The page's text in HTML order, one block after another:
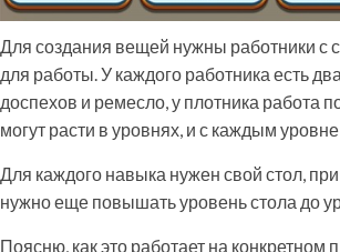
Для создания вещей нужны работники с
для работы. У каждого работника есть
доспехов и ремесло, у плотника работа
могут расти в уровнях, и с каждым
Для каждого навыка нужен свой стол,
нужно еще повышать уровень стола до
Поясню, как это работает на